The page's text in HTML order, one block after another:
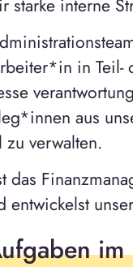
starke interne
in Teil-
aus
verwalten.
das
entwickelst